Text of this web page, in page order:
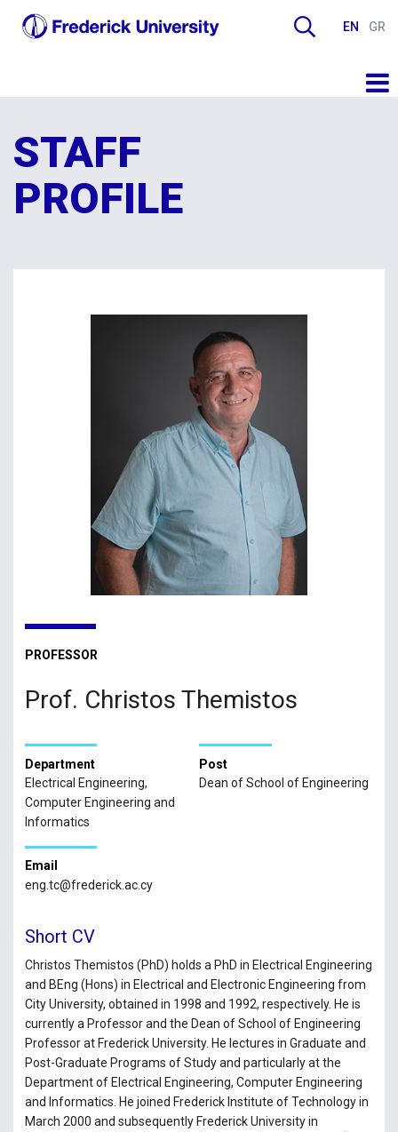
EN GR
STAFF
PROFILE
PROFESSOR
Prof. Christos Themistos
Department
Electrical Engineering,
Computer Engineering and
Informatics
Post
Dean of School of Engineering
Email
eng.tc@frederick.ac.cy
Short CV
Christos Themistos (PhD) holds a PhD in Electrical Engineering
and BEng (Hons) in Electrical and Electronic Engineering from
City University, obtained in 1998 and 1992, respectively. He is
currently a Professor and the Dean of School of Engineering
Professor at Frederick University. He lectures in Graduate and
Post-Graduate Programs of Study and particularly at the
Department of Electrical Engineering, Computer Engineering
and Informatics. He joined Frederick Institute of Technology in
March 2000 and subsequently Frederick University in